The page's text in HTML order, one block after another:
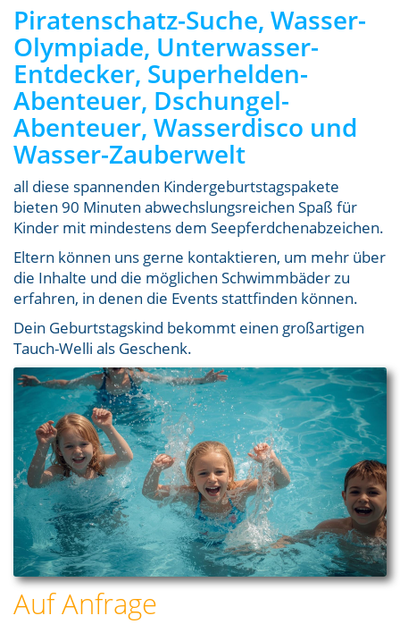
Piratenschatz-Suche, Wasser-
Olympiade, Unterwasser-
Entdecker, Superhelden-
Abenteuer, Dschungel-
Abenteuer, Wasserdisco und
Wasser-Zauberwelt
all diese spannenden Kindergeburtstagspakete
bieten 90 Minuten abwechslungsreichen Spaß für
Kinder mit mindestens dem Seepferdchenabzeichen.
Eltern können uns gerne kontaktieren, um mehr über
die Inhalte und die möglichen Schwimmbäder zu
erfahren, in denen die Events stattfinden können.
Dein Geburtstagskind bekommt einen großartigen
Tauch-Welli als Geschenk.
Auf Anfrage